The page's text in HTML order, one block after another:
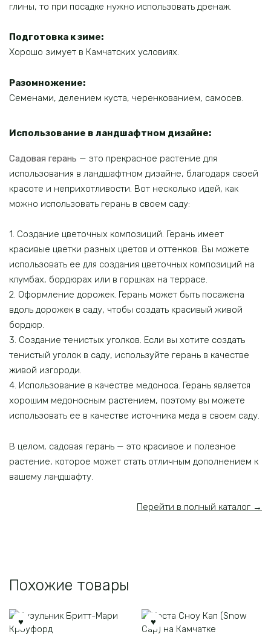
глины, то при посадке нужно использовать дренаж.
Подготовка к зиме:
Хорошо зимует в Камчатских условиях.
Разомножение:
Семенами, делением куста, черенкованием, самосев.
Использование в ландшафтном дизайне:
Садовая герань — это прекрасное растение для
использования в ландшафтном дизайне, благодаря своей
красоте и неприхотливости. Вот несколько идей, как
можно использовать герань в своем саду:
1. Создание цветочных композиций. Герань имеет
красивые цветки разных цветов и оттенков. Вы можете
использовать ее для создания цветочных композиций на
клумбах, бордюрах или в горшках на террасе.
2. Оформление дорожек. Герань может быть посажена
вдоль дорожек в саду, чтобы создать красивый живой
бордюр.
3. Создание тенистых уголков. Если вы хотите создать
тенистый уголок в саду, используйте герань в качестве
живой изгороди.
4. Использование в качестве медоноса. Герань является
хорошим медоносным растением, поэтому вы можете
использовать ее в качестве источника меда в своем саду.
В целом, садовая герань — это красивое и полезное
растение, которое может стать отличным дополнением к
вашему ландшафту.
Перейти в полный каталог →
Похожие товары